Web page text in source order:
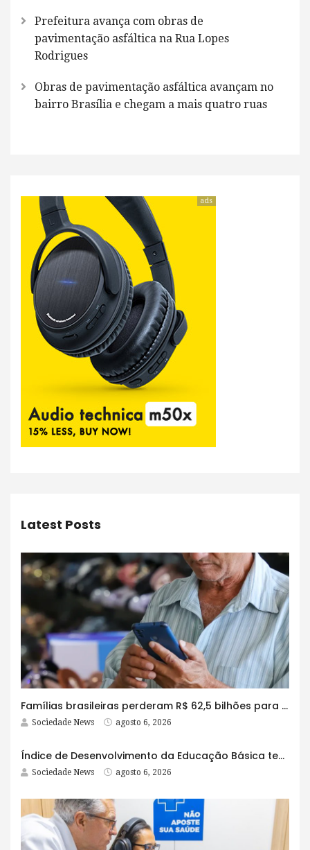
Prefeitura avança com obras de
pavimentação asfáltica na Rua Lopes
Rodrigues
Obras de pavimentação asfáltica avançam no
bairro Brasília e chegam a mais quatro ruas
ads
Latest Posts
Famílias brasileiras perderam R$ 62,5 bilhões para bets em 2025
Sociedade News agosto 6, 2026
Índice de Desenvolvimento da Educação Básica tem elevação em todas as etapas
Sociedade News agosto 6, 2026